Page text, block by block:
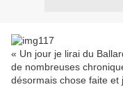
« Un jour je lirai du
de nombreuses
désormais chose faite et